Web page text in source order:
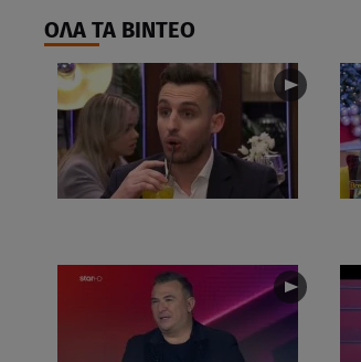
ΟΛΑ ΤΑ ΒΙΝΤΕΟ